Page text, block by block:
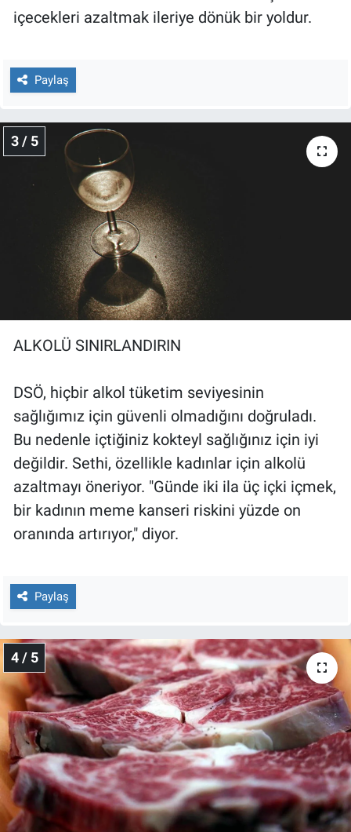
içecekleri azaltmak ileriye dönük bir yoldur.
Paylaş
3 / 5
ALKOLÜ SINIRLANDIRIN
DSÖ, hiçbir alkol tüketim seviyesinin
sağlığımız için güvenli olmadığını doğruladı.
Bu nedenle içtiğiniz kokteyl sağlığınız için iyi
değildir. Sethi, özellikle kadınlar için alkolü
azaltmayı öneriyor. "Günde iki ila üç içki içmek,
bir kadının meme kanseri riskini yüzde on
oranında artırıyor," diyor.
Paylaş
4 / 5